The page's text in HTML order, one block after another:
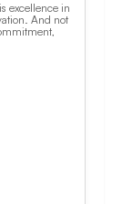
excellence in
And not